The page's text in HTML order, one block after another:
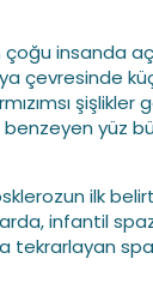
insanda
çevresinde
şişlikler
yüz
ilk
infantil
tekrarlayan